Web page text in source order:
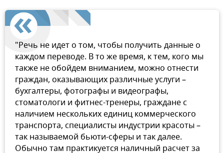
"Речь не идет о том, чтобы получить данные о
каждом переводе. В то же время, к тем, кого мы
также не обойдем вниманием, можно отнести
граждан, оказывающих различные услуги –
бухгалтеры, фотографы и видеографы,
стоматологи и фитнес-тренеры, граждане с
наличием нескольких единиц коммерческого
транспорта, специалисты индустрии красоты –
так называемой бьюти-сферы и так далее.
Обычно там практикуется наличный расчет за